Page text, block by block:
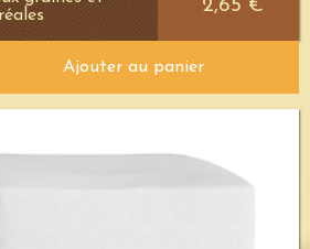
2,65 €
Ajouter au panier